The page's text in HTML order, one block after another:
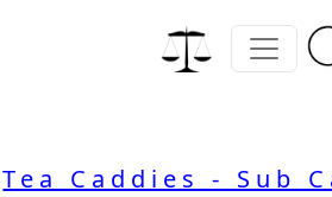
Tea Caddies - Sub